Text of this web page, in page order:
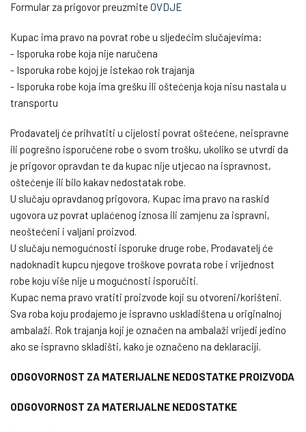
Formular za prigovor preuzmite OVDJE
Kupac ima pravo na povrat robe u sljedećim slučajevima:
- Isporuka robe koja nije naručena
- Isporuka robe kojoj je istekao rok trajanja
- Isporuka robe koja ima grešku ili oštećenja koja nisu nastala u
transportu
Prodavatelj će prihvatiti u cijelosti povrat oštećene, neispravne
ili pogrešno isporučene robe o svom trošku, ukoliko se utvrdi da
je prigovor opravdan te da kupac nije utjecao na ispravnost,
oštećenje ili bilo kakav nedostatak robe.
U slučaju opravdanog prigovora, Kupac ima pravo na raskid
ugovora uz povrat uplaćenog iznosa ili zamjenu za ispravni,
neoštećeni i valjani proizvod.
U slučaju nemogućnosti isporuke druge robe, Prodavatelj će
nadoknadit kupcu njegove troškove povrata robe i vrijednost
robe koju više nije u mogućnosti isporučiti.
Kupac nema pravo vratiti proizvode koji su otvoreni/korišteni.
Sva roba koju prodajemo je ispravno uskladištena u originalnoj
ambalaži. Rok trajanja koji je označen na ambalaži vrijedi jedino
ako se ispravno skladišti, kako je označeno na deklaraciji.
ODGOVORNOST ZA MATERIJALNE NEDOSTATKE PROIZVODA
ODGOVORNOST ZA MATERIJALNE NEDOSTATKE